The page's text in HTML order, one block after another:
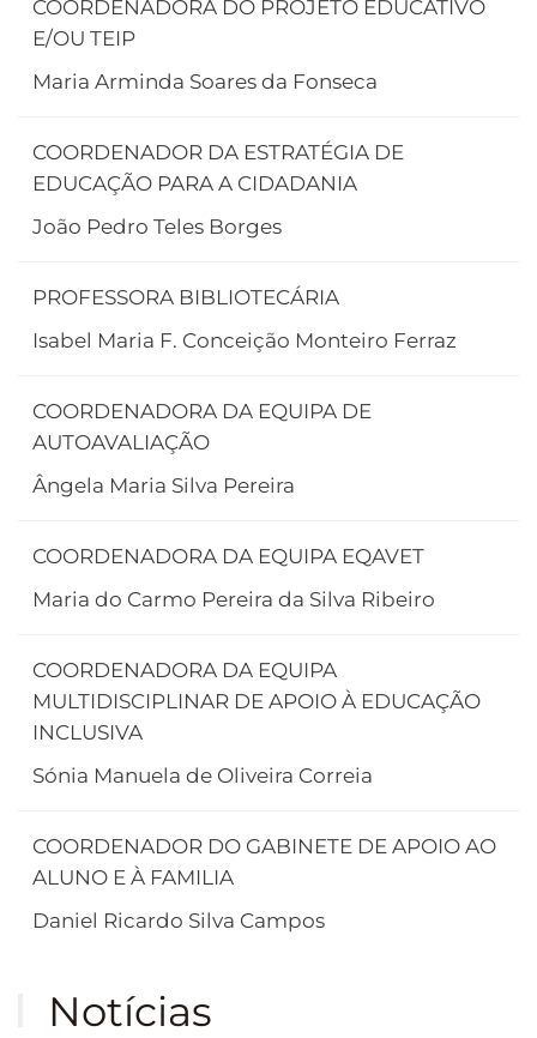
COORDENADORA DO PROJETO EDUCATIVO
E/OU TEIP
Maria Arminda Soares da Fonseca
COORDENADOR DA ESTRATÉGIA DE
EDUCAÇÃO PARA A CIDADANIA
João Pedro Teles Borges
PROFESSORA BIBLIOTECÁRIA
Isabel Maria F. Conceição Monteiro Ferraz
COORDENADORA DA EQUIPA DE
AUTOAVALIAÇÃO
Ângela Maria Silva Pereira
COORDENADORA DA EQUIPA EQAVET
Maria do Carmo Pereira da Silva Ribeiro
COORDENADORA DA EQUIPA
MULTIDISCIPLINAR DE APOIO À EDUCAÇÃO
INCLUSIVA
Sónia Manuela de Oliveira Correia
COORDENADOR DO GABINETE DE APOIO AO
ALUNO E À FAMILIA
Daniel Ricardo Silva Campos
Notícias